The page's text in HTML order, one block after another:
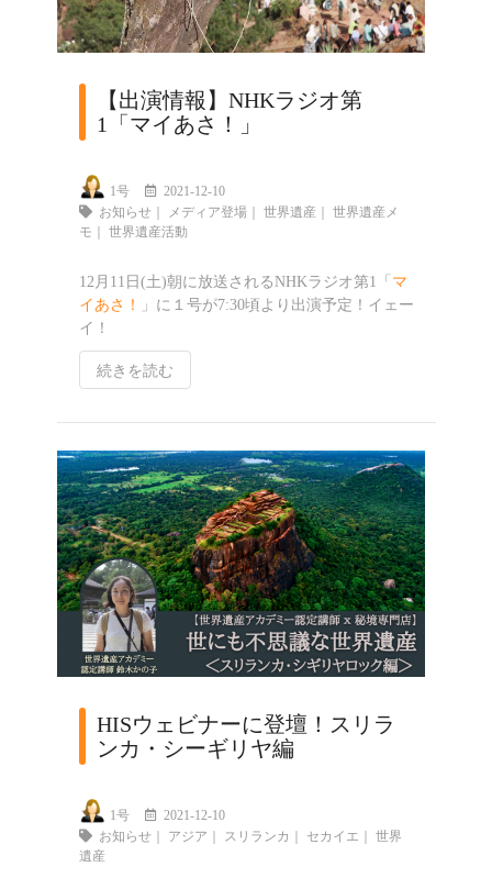
【出演情報】NHKラジオ第
1「マイあさ！」
1号
2021-12-10
お知らせ
メディア登場｜ 世界遺産
世界遺産メ
モ
世界遺産活動
12月11日(土)朝に放送されるNHKラジオ第1「 マ
イあさ！
」に１号が7:30頃より出演予定！イェー
イ！
続きを読む
HISウェビナーに登壇！スリラ
ンカ・シーギリヤ編
1号
2021-12-10
お知らせ
アジア スリランカ セカイエ
世界
遺産